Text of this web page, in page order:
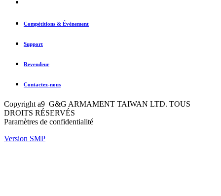
Compétitions & Événement
Support
Revendeur
Contactez-nous
Copyright a9 G&G ARMAMENT TAIWAN LTD. TOUS
DROITS RÉSERVÉS
Paramètres de confidentialité
Version SMP